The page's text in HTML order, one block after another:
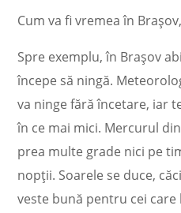
Cum va fi vremea în
Spre exemplu, în Brașov
începe să ningă.
va ninge fără încetare, iar
în ce mai mici. Mercurul
prea multe grade nici pe
nopții. Soarele se duce,
veste bună pentru cei